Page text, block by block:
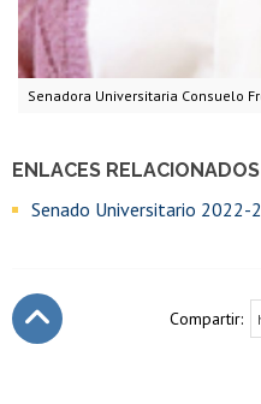
Senadora Universitaria Consuelo
ENLACES RELACIONADOS
Senado Universitario 2022-
Compartir: